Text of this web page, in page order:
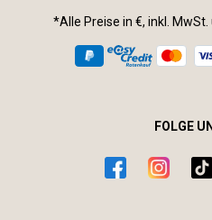
*Alle Preise in €, inkl. MwSt.
FOLGE